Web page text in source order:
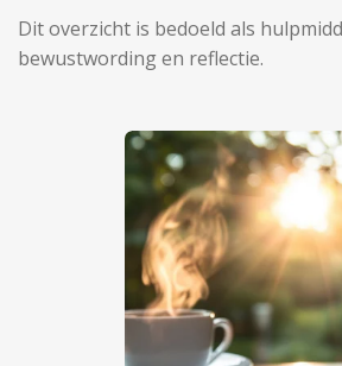
Dit overzicht is bedoeld als
bewustwording en reflectie.